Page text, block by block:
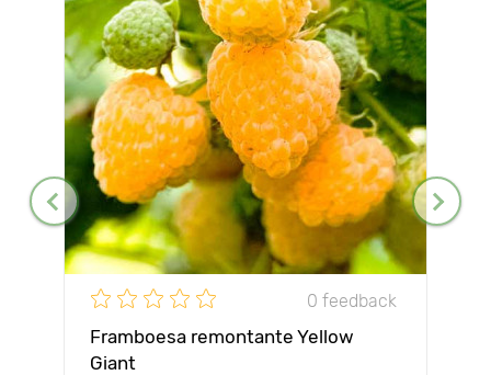
0 feedback
Framboesa remontante Yellow
Giant